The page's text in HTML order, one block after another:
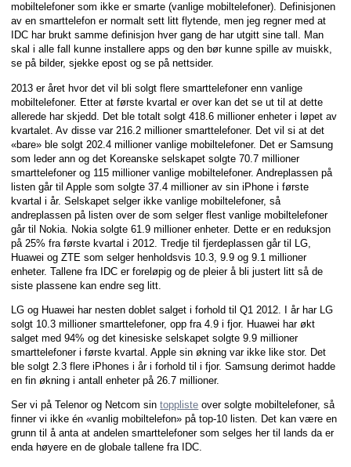
mobiltelefoner som ikke er smarte (vanlige mobiltelefoner). Definisjonen
av en smarttelefon er normalt sett litt flytende, men jeg regner med at
IDC har brukt samme definisjon hver gang de har utgitt sine tall. Man
skal i alle fall kunne installere apps og den bør kunne spille av muiskk,
se på bilder, sjekke epost og se på nettsider.
2013 er året hvor det vil bli solgt flere smarttelefoner enn vanlige
mobiltelefoner. Etter at første kvartal er over kan det se ut til at dette
allerede har skjedd. Det ble totalt solgt 418.6 millioner enheter i løpet av
kvartalet. Av disse var 216.2 millioner smarttelefoner. Det vil si at det
«bare» ble solgt 202.4 millioner vanlige mobiltelefoner. Det er Samsung
som leder ann og det Koreanske selskapet solgte 70.7 millioner
smarttelefoner og 115 millioner vanlige mobiltelefoner. Andreplassen på
listen går til Apple som solgte 37.4 millioner av sin iPhone i første
kvartal i år. Selskapet selger ikke vanlige mobiltelefoner, så
andreplassen på listen over de som selger flest vanlige mobiltelefoner
går til Nokia. Nokia solgte 61.9 millioner enheter. Dette er en reduksjon
på 25% fra første kvartal i 2012. Tredje til fjerdeplassen går til LG,
Huawei og ZTE som selger henholdsvis 10.3, 9.9 og 9.1 millioner
enheter. Tallene fra IDC er foreløpig og de pleier å bli justert litt så de
siste plassene kan endre seg litt.
LG og Huawei har nesten doblet salget i forhold til Q1 2012. I år har LG
solgt 10.3 millioner smarttelefoner, opp fra 4.9 i fjor. Huawei har økt
salget med 94% og det kinesiske selskapet solgte 9.9 millioner
smarttelefoner i første kvartal. Apple sin økning var ikke like stor. Det
ble solgt 2.3 flere iPhones i år i forhold til i fjor. Samsung derimot hadde
en fin økning i antall enheter på 26.7 millioner.
Ser vi på Telenor og Netcom sintoppliste over solgte mobiltelefoner, så
finner vi ikke én «vanlig mobiltelefon» på top-10 listen. Det kan være en
grunn til å anta at andelen smarttelefoner som selges her til lands da er
enda høyere en de globale tallene fra IDC.